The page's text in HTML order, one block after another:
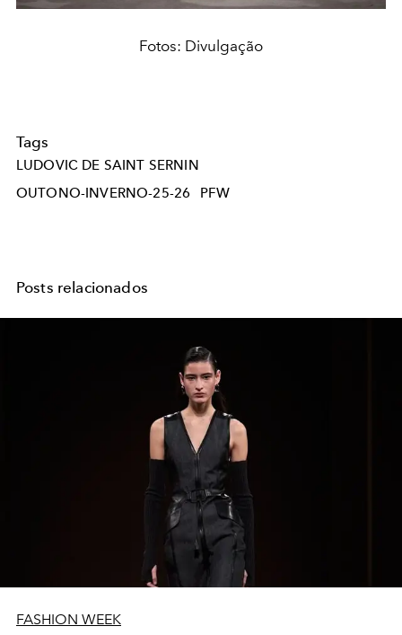
Fotos: Divulgação
Tags
LUDOVIC DE SAINT SERNIN
OUTONO-INVERNO-25-26
PFW
Posts relacionados
FASHION WEEK